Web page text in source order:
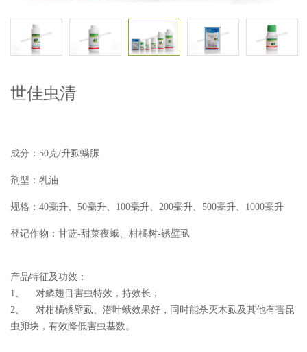
世佳虫清
成分：50克/升虱螨脲
剂型：乳油
规格：40毫升、50毫升、100毫升、200毫升、500毫升、1000毫升
登记作物：甘蓝-甜菜夜蛾、柑橘树-锈壁虱
产品特征及功效：
1、 对鳞翅目害虫特效，持效长；
2、 对柑橘锈壁虱、潜叶蛾效果好，同时能杀灭木虱及其他有害昆
虫卵块，有效降低害虫基数。